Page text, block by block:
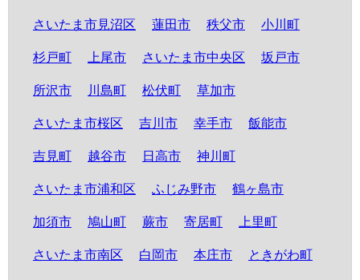
さいたま市見沼区 蓮田市 秩父市 小川町
杉戸町 上尾市 さいたま市中央区 坂戸市
所沢市 川島町 松伏町 草加市
さいたま市桜区 吉川市 幸手市 飯能市
吉見町 越谷市 日高市 神川町
さいたま市浦和区 ふじみ野市 鶴ヶ島市
加須市 鳩山町 蕨市 寄居町 上里町
さいたま市南区 白岡市 本庄市 ときがわ町